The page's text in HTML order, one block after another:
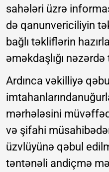
sahələri üzrə
də qanunvericiliyin
bağlı təkliflərin
əməkdaşlığı nəzərdə
Ardınca vəkilliyə
mərhələsini
və şifahi
üzvlüyünə qəbul
təntənəli andiçmə